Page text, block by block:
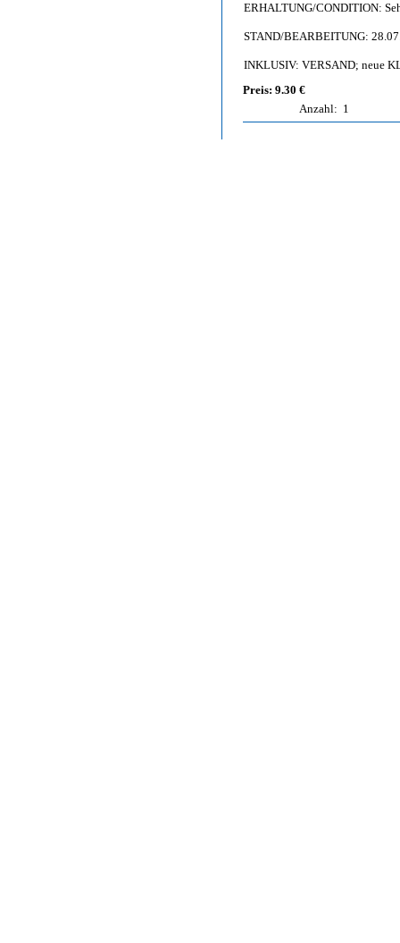
ERHALTUNG/CONDITION:
STAND/BEARBEITUNG:
INKLUSIV: VERSAND; neue
Preis: 9.30 €
Anzahl: 1